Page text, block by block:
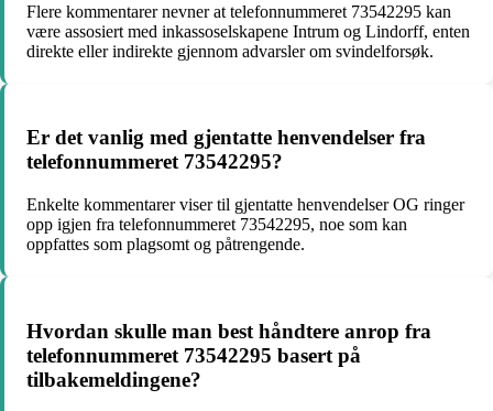
Flere kommentarer nevner at telefonnummeret 73542295 kan
være assosiert med inkassoselskapene Intrum og Lindorff, enten
direkte eller indirekte gjennom advarsler om svindelforsøk.
Er det vanlig med gjentatte henvendelser fra
telefonnummeret 73542295?
Enkelte kommentarer viser til gjentatte henvendelser OG ringer
opp igjen fra telefonnummeret 73542295, noe som kan
oppfattes som plagsomt og påtrengende.
Hvordan skulle man best håndtere anrop fra
telefonnummeret 73542295 basert på
tilbakemeldingene?